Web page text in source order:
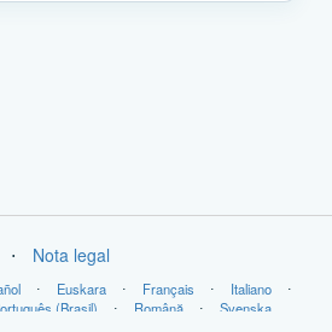
⋅ Nota legal
⋅ Euskara ⋅ Français ⋅ Italiano
⋅
(Brasil) ⋅ Română ⋅ Svenska